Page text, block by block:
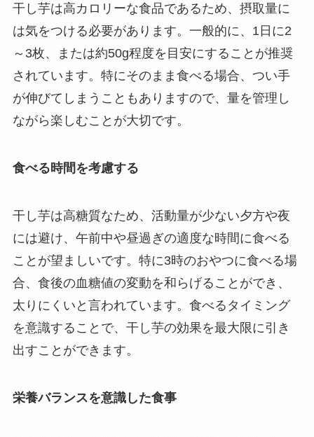
干し芋は高カロリーな食品であるため、摂取量に
は気をつける必要があります。一般的に、1日に2
～3枚、または約50g程度を目安にすることが推奨
されています。特にそのまま食べる場合、つい手
が伸びてしまうこともありますので、量を管理し
ながら楽しむことが大切です。
食べる時間を考慮する
干し芋は高糖質なため、活動量が少ない夕方や夜
には避け、午前中や昼過ぎの適度な時間に食べる
ことが望ましいです。特に3時のおやつに食べる場
合、食後の血糖値の変動を和らげることができ、
太りにくいと言われています。食べるタイミング
を意識することで、干し芋の効果を最大限に引き
出すことができます。
栄養バランスを意識した食事